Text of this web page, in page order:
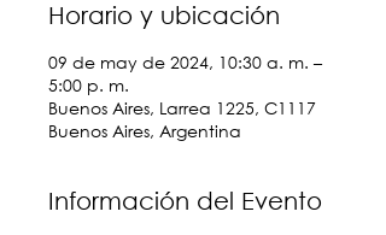
Horario y ubicación
09 de may de 2024, 10:30 a. m. –
5:00 p. m.
Buenos Aires, Larrea 1225, C1117
Buenos Aires, Argentina
Información del Evento